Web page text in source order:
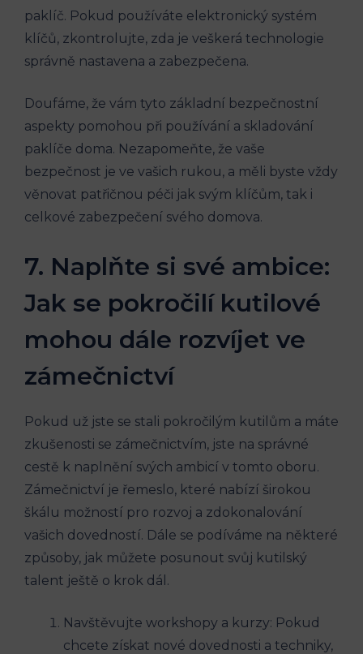
paklíč. Pokud používáte elektronický systém
klíčů, zkontrolujte, zda je veškerá technologie
správně nastavena a zabezpečena.
Doufáme, že vám tyto základní bezpečnostní
aspekty pomohou při používání a skladování
paklíče doma. Nezapomeňte, že vaše
bezpečnost je ve vašich rukou, a měli byste vždy
věnovat patřičnou péči jak svým klíčům, tak i
celkové zabezpečení svého domova.
7. Naplňte si své ambice:
Jak se pokročilí kutilové
mohou dále rozvíjet ve
zámečnictví
Pokud už jste se stali pokročilým kutilům a máte
zkušenosti se zámečnictvím, jste na správné
cestě k naplnění svých ambicí v tomto oboru.
Zámečnictví je řemeslo, které nabízí širokou
škálu možností pro rozvoj a zdokonalování
vašich dovedností. Dále se podíváme na některé
způsoby, jak můžete posunout svůj kutilský
talent ještě o krok dál.
Navštěvujte workshopy a kurzy: Pokud
chcete získat nové dovednosti a techniky,